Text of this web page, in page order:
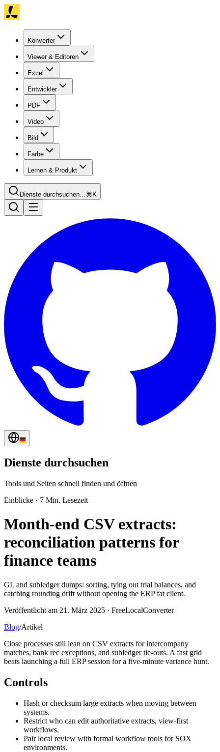
Konverter
Viewer & Editoren
Excel
Entwickler
PDF
Video
Bild
Farbe
Lernen & Produkt
Dienste durchsuchen…⌘K
Dienste durchsuchen
Tools und Seiten schnell finden und öffnen
Einblicke · 7 Min. Lesezeit
Month-end CSV extracts:
reconciliation patterns for
finance teams
GL and subledger dumps: sorting, tying out trial balances, and
catching rounding drift without opening the ERP fat client.
Veröffentlicht am 21. März 2025 · FreeLocalConverter
Blog/Artikel
Close processes still lean on CSV extracts for intercompany
matches, bank rec exceptions, and subledger tie-outs. A fast grid
beats launching a full ERP session for a five-minute variance hunt.
Controls
Hash or checksum large extracts when moving between
systems.
Restrict who can edit authoritative extracts, view-first
workflows.
Pair local review with formal workflow tools for SOX
environments.